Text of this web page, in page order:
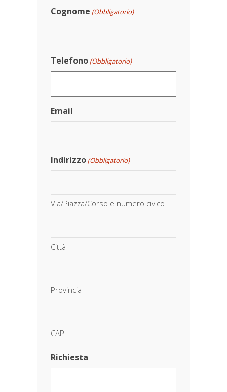
Cognome (Obbligatorio)
Telefono (Obbligatorio)
Email
Indirizzo (Obbligatorio)
Via/Piazza/Corso e numero civico
Città
Provincia
CAP
Richiesta